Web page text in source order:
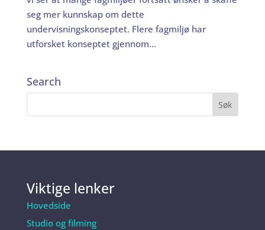
seg mer kunnskap om dette
undervisningskonseptet. Flere fagmiljø har
utforsket konseptet gjennom...
Search
Viktige lenker
Hovedside
Studio og filming